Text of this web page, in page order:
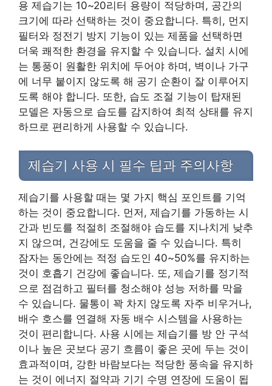
용 제습기는 10~20리터 용량이 적당하며, 공간의
크기에 따라 선택하는 것이 중요합니다. 특히, 먼지
필터와 정전기 방지 기능이 있는 제품을 선택하면
더욱 쾌적한 환경을 유지할 수 있습니다. 설치 시에
는 통풍이 원활한 위치에 두어야 하며, 벽이나 가구
에 너무 붙이지 않도록 해 공기 순환이 잘 이루어지
도록 해야 합니다. 또한, 습도 조절 기능이 탑재된
모델은 자동으로 습도를 감지하여 최적 상태를 유지
하므로 편리하게 사용할 수 있습니다.
제습기 사용 시 필수 팁과 주의사항
제습기를 사용할 때는 몇 가지 핵심 포인트를 기억
하는 것이 중요합니다. 먼저, 제습기를 가동하는 시
간과 빈도를 적절히 조절해야 습도를 지나치게 낮추
지 않으며, 건강에도 도움을 줄 수 있습니다. 특히
잠자는 동안에는 적정 습도인 40~50%를 유지하는
것이 호흡기 건강에 좋습니다. 또, 제습기를 정기적
으로 점검하고 필터를 청소해야 성능 저하를 막을
수 있습니다. 물통이 꽉 차지 않도록 자주 비우거나,
배수 호스를 연결해 자동 배수 시스템을 사용하는
것이 편리합니다. 사용 시에는 제습기를 방 안 구석
이나 높은 곳보다 공기 흐름이 좋은 곳에 두는 것이
효과적이며, 강한 바람보다는 적당한 풍속을 유지하
는 것이 에너지 절약과 기기 수명 연장에 도움이 됩